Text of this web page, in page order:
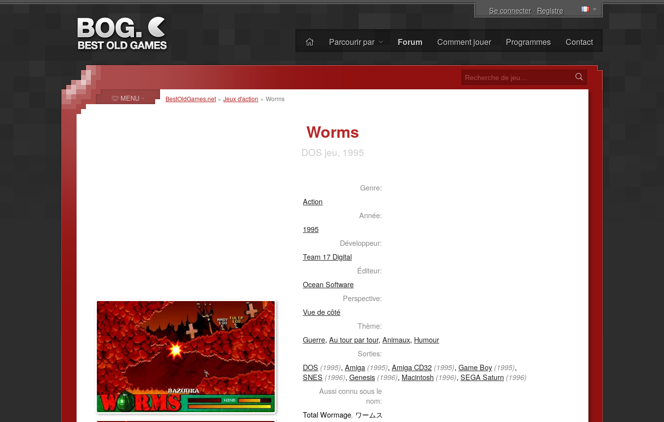
Se connecter· Registre
Parcourir par Forum Comment jouer Programmes Contact
BestOldGames.net » Jeux d'action » Worms
Worms
DOS jeu, 1995
Genre:
Action
Année:
1995
Développeur:
Team 17 Digital
Éditeur:
Ocean Software
Perspective:
Vue de côté
Thème:
Guerre, Au tour par tour, Animaux, Humour
Sorties:
DOS (1995), Amiga (1995), Amiga CD32 (1995), Game Boy (1995),
SNES (1996), Genesis (1996), Macintosh (1996), SEGA Saturn (1996)
Aussi connu sous le
nom:
Total Wormage, ワームス
MENU